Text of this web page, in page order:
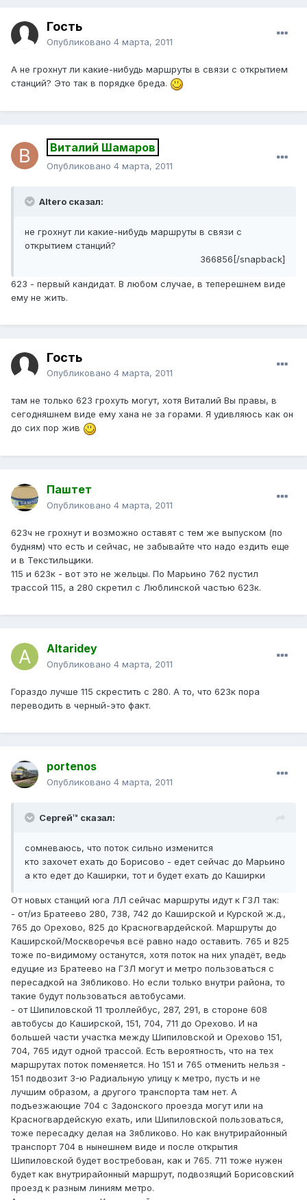
Гость
Опубликовано 4 марта, 2011
А не грохнут ли какие-нибудь маршруты в связи с открытием
станций? Это так в порядке бреда.
Виталий Шамаров
Опубликовано 4 марта, 2011
Altero сказал:
не грохнут ли какие-нибудь маршруты в связи с
открытием станций?
366856[/snapback]
623 - первый кандидат. В любом случае, в теперешнем виде
ему не жить.
Гость
Опубликовано 4 марта, 2011
там не только 623 грохуть могут, хотя Виталий Вы правы, в
сегодняшнем виде ему хана не за горами. Я удивляюсь как он
до сих пор жив
Паштет
Опубликовано 4 марта, 2011
623ч не грохнут и возможно оставят с тем же выпуском (по
будням) что есть и сейчас, не забывайте что надо ездить еще
и в Текстильщики.
115 и 623к - вот это не жельцы. По Марьино 762 пустил
трассой 115, а 280 скретил с Люблинской частью 623к.
Altaridey
Опубликовано 4 марта, 2011
Гораздо лучше 115 скрестить с 280. А то, что 623к пора
переводить в черный-это факт.
portenos
Опубликовано 4 марта, 2011
Сергей™ сказал:
сомневаюсь, что поток сильно изменится
кто захочет ехать до Борисово - едет сейчас до Марьино
а кто едет до Каширки, тот и будет ехать до Каширки
От новых станций юга ЛЛ сейчас маршруты идут к ГЗЛ так:
- от/из Братеево 280, 738, 742 до Каширской и Курской ж.д.,
765 до Орехово, 825 до Красногвардейской. Маршруты до
Каширской/Москворечья всё равно надо оставить. 765 и 825
тоже по-видимому останутся, хотя поток на них упадёт, ведь
едущие из Братеево на ГЗЛ могут и метро пользоваться с
пересадкой на Зябликово. Но если только внутри района, то
такие будут пользоваться автобусами.
- от Шипиловской 11 троллейбус, 287, 291, в стороне 608
автобусы до Каширской, 151, 704, 711 до Орехово. И на
большей части участка между Шипиловской и Орехово 151,
704, 765 идут одной трассой. Есть вероятность, что на тех
маршрутах поток поменяется. Но 151 и 765 отменить нельзя -
151 подвозит 3-ю Радиальную улицу к метро, пусть и не
лучшим образом, а другого транспорта там нет. А
подъезжающие 704 с Задонского проезда могут или на
Красногвардейскую ехать, или Шипиловской пользоваться,
тоже пересадку делая на Зябликово. Но как внутрирайонный
транспорт 704 в нынешнем виде и после открытия
Шипиловской будет востребован, как и 765. 711 тоже нужен
будет как внутрирайонный маршрут, подвозящий Борисовский
проезд к разным линиям метро.